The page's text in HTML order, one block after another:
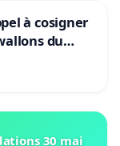
à cosigner
du
30 mai